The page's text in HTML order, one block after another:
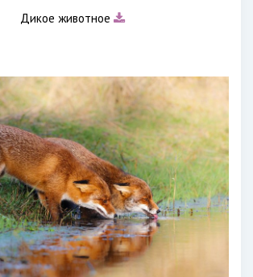
Дикое животное